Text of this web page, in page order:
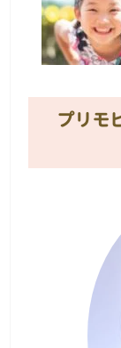
プリモ